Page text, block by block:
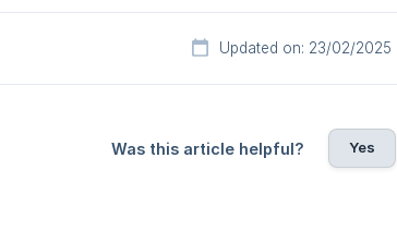
Updated on: 23/02/2025
Was this article helpful? Yes